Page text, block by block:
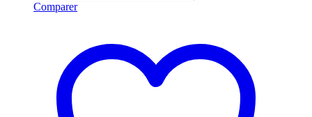
Comparer